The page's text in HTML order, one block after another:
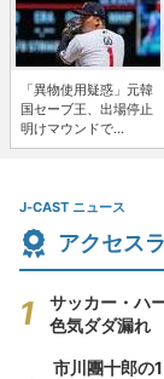
「異物使用疑惑」元韓
国セーブ王、出場停止
明けマウンドで...
J-CAST ニュース
アクセス
サッカー・ハ
色気ダダ漏れ
市川團十郎の